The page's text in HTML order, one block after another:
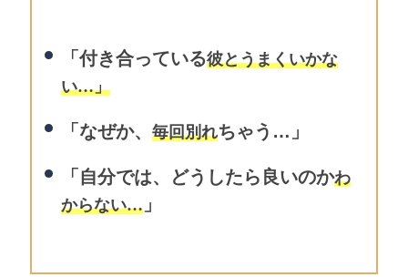
「付き合っている彼とうまくいかな
い…」
「なぜか、 毎回別れちゃう…」
「自分では、どうしたら良いのかわ
からない…」